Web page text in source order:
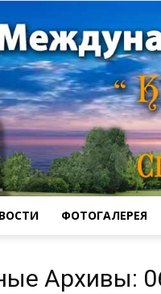
ФОТОГАЛЕРЕЯ
Архивы: